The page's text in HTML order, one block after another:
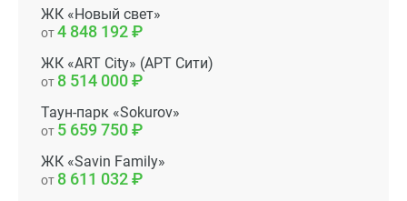
ЖК «Новый свет»
от4 848 192
ЖК «ART City» (АРТ Сити)
от 8 514 000
Таун-парк «Sokurov»
от 5 659 750
ЖК «Savin Family»
от 8 611 032